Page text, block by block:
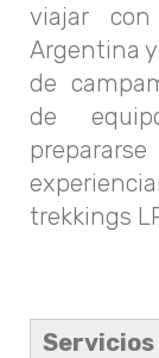
viajar
Argentina
de
de
trekkings